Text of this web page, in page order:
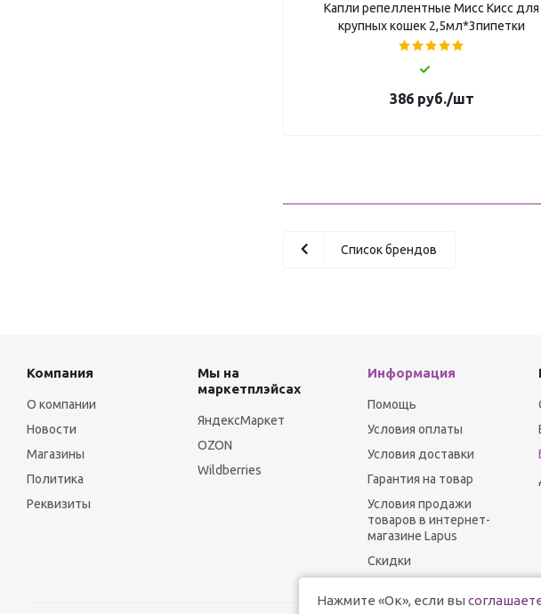
Капли репеллентные Мисс Кисс для
крупных кошек 2,5мл*3пипетки
386руб./шт
Список брендов
Компания
О компании
Новости
Магазины
Политика
Реквизиты
Мы на
маркетплэйсах
ЯндексМаркет
OZON
Wildberries
Информация
Помощь
Условия оплаты
Условия доставки
Гарантия на товар
Условия продажи
товаров в интернет-
магазине Lapus
Скидки
Нажмите «Ок», если вы